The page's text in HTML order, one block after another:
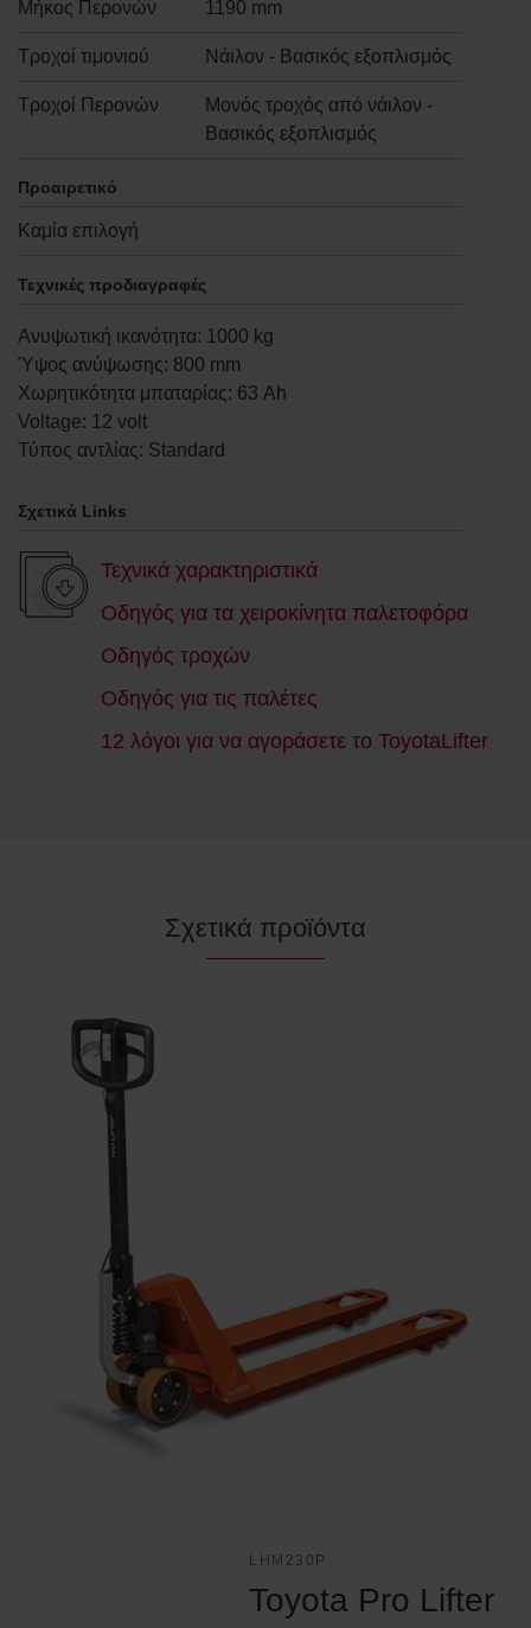
Μήκος Περονών 1190 mm
Τροχοί τιμονιού Νάιλον - Βασικός εξοπλισμός
Τροχοί Περονών
Μονός τροχός από νάιλον -
Βασικός εξοπλισμός
Προαιρετικό
Καμία επιλογή
Τεχνικές προδιαγραφές
Ανυψωτική ικανότητα: 1000 kg
Ύψος ανύψωσης: 800 mm
Χωρητικότητα μπαταρίας: 63 Ah
Voltage: 12 volt
Τύπος αντλίας: Standard
Σχετικά Links
Τεχνικά χαρακτηριστικά
Οδηγός για τα χειροκίνητα παλετοφόρα
Οδηγός τροχών
Οδηγός για τις παλέτες
12 λόγοι για να αγοράσετε το ToyotaLifter
Σχετικά προϊόντα
LHM230P
Toyota Pro Lifter